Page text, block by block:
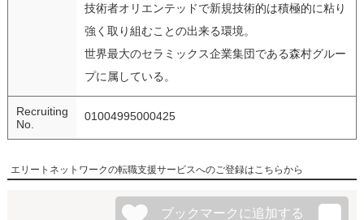
技術者オリエンテッドで新規技術的は積極的に粘り
強く取り組むことの出来る環境。
世界最大のセラミックス企業集団である森村グルー
プに属している。
Recruiting
No.
01004995000425
エリートネットワークの転職支援サービスへのご登録はこちらから